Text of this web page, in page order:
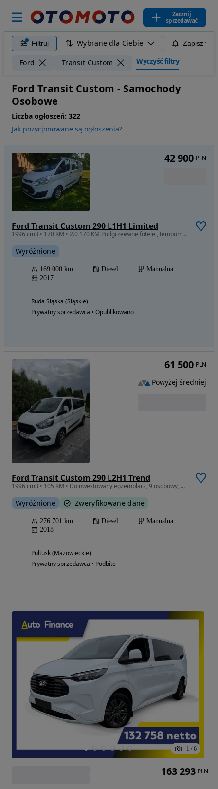
Zacznij
sprzedawać
Filtruj Wybrane dla Ciebie Zapisz
Ford Transit Custom Wyczyść filtry
Ford Transit Custom - Samochody
Osobowe
Liczba ogłoszeń: 322
Jak pozycjonowane są ogłoszenia?
Ford Transit Custom 290 L1H1 Limited
1996 cm3 • 170 KM • 2.0 170 KM Podgrzewane fotele , tempomat , automatyczne światła
Wyróżnione
169 000 km Diesel
Manualna
2017
Ruda Śląska (Śląskie)
Prywatny sprzedawca • Opublikowano
42 900 PLN
Ford Transit Custom 290 L2H1 Trend
1996 cm3 • 105 KM • Doinwestowany egzemplarz, 9 osobowy, hak, polecam
Wyróżnione Zweryfikowane dane
276 701 km Diesel
Manualna
2018
Pułtusk (Mazowieckie)
Prywatny sprzedawca • Podbite
61 500 PLN
Powyżej średniej
1 / 6
163 293 PLN